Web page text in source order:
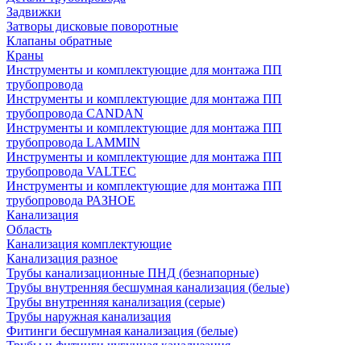
Задвижки
Затворы дисковые поворотные
Клапаны обратные
Краны
Инструменты и комплектующие для монтажа ПП
трубопровода
Инструменты и комплектующие для монтажа ПП
трубопровода CANDAN
Инструменты и комплектующие для монтажа ПП
трубопровода LAMMIN
Инструменты и комплектующие для монтажа ПП
трубопровода VALTEC
Инструменты и комплектующие для монтажа ПП
трубопровода РАЗНОЕ
Канализация
Область
Канализация комплектующие
Канализация разное
Трубы канализационные ПНД (безнапорные)
Трубы внутренняя бесшумная канализация (белые)
Трубы внутренняя канализация (серые)
Трубы наружная канализация
Фитинги бесшумная канализация (белые)